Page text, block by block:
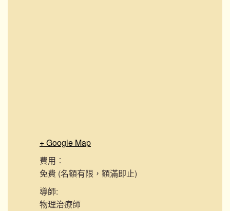
+ Google Map
費用︰
免費 (名額有限，額滿即止)
導師:
物理治療師